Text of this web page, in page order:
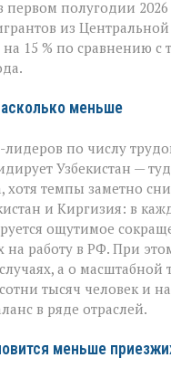
первом полугодии
из
15 % по сравнению с
меньше
лидеров по числу
Узбекистан —
хотя темпы заметно
и Киргизия: в
ощутимое
работу в РФ. При
а о масштабной
сотни тысяч человек и
в ряде отраслей.
меньше